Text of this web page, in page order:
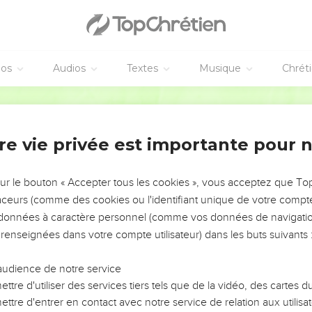
Audios Textes Musique
et criaient : —Hé ! Fais le *prophète ! Dis-nous qui te
responsables du peuple, les chefs des *prêtres et les
Jésus devant leur *Grand-Conseil.
: —Si tu es le *Messie, déclare-le nous. Jésus leur dit :
questions, vous ne me répondrez pas.
le *Fils de l’homme siégera à la droite du Dieu tout-
tous ensemble : —Tu es donc le Fils de Dieu ! —Vous dites
: —Qu’avons-nous encore besoin de témoignages ? Nous
vie privée est importante pour
le bouton « Accepter tous les cookies », vous acceptez que
(comme des cookies ou l'identifiant unique de votre
à caractère personnel (comme vos données de
dans votre compte utilisateur) dans les buts suivants :
de notre service
d'utiliser des services tiers tels que de la vidéo, des cartes
d'entrer en contact avec notre service de relation aux